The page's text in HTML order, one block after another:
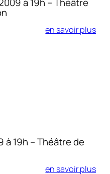
en savoir plus
19h – Théâtre de
en savoir plus